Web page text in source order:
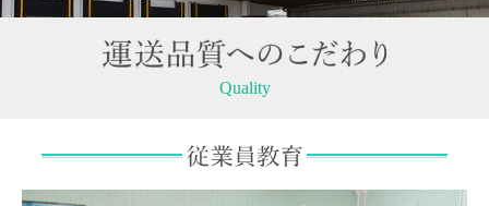
事業紹介
Quality